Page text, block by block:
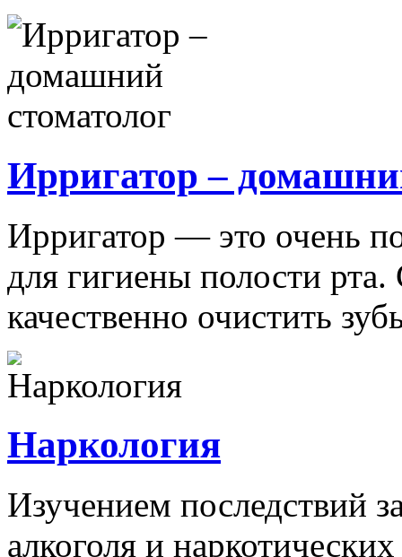
Ирригатор –
Ирригатор — это очень
для гигиены полости
качественно очистить
Наркология
Изучением последствий
алкоголя и